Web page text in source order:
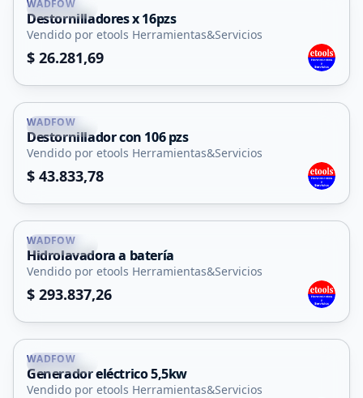
La Punta
WADFOW
Destornilladores x 16pzs
Vendido por etools Herramientas&Servicios
$ 26.281,69
La Punta
WADFOW
Destornillador con 106 pzs
Vendido por etools Herramientas&Servicios
$ 43.833,78
La Punta
WADFOW
Hidrolavadora a batería
Vendido por etools Herramientas&Servicios
$ 293.837,26
La Punta
WADFOW
Generador eléctrico 5,5kw
Vendido por etools Herramientas&Servicios